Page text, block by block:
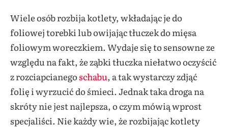
Wiele osób rozbija kotlety, wkładając je do
foliowej torebki lub owijając tłuczek do mięsa
foliowym woreczkiem. Wydaje się to sensowne ze
względu na fakt, że ząbki tłuczka niełatwo oczyścić
z rozciapcianegoschabu, a tak wystarczy zdjąć
folię i wyrzucić do śmieci. Jednak taka droga na
skróty nie jest najlepsza, o czym mówią wprost
specjaliści. Nie każdy wie, że rozbijając kotlety